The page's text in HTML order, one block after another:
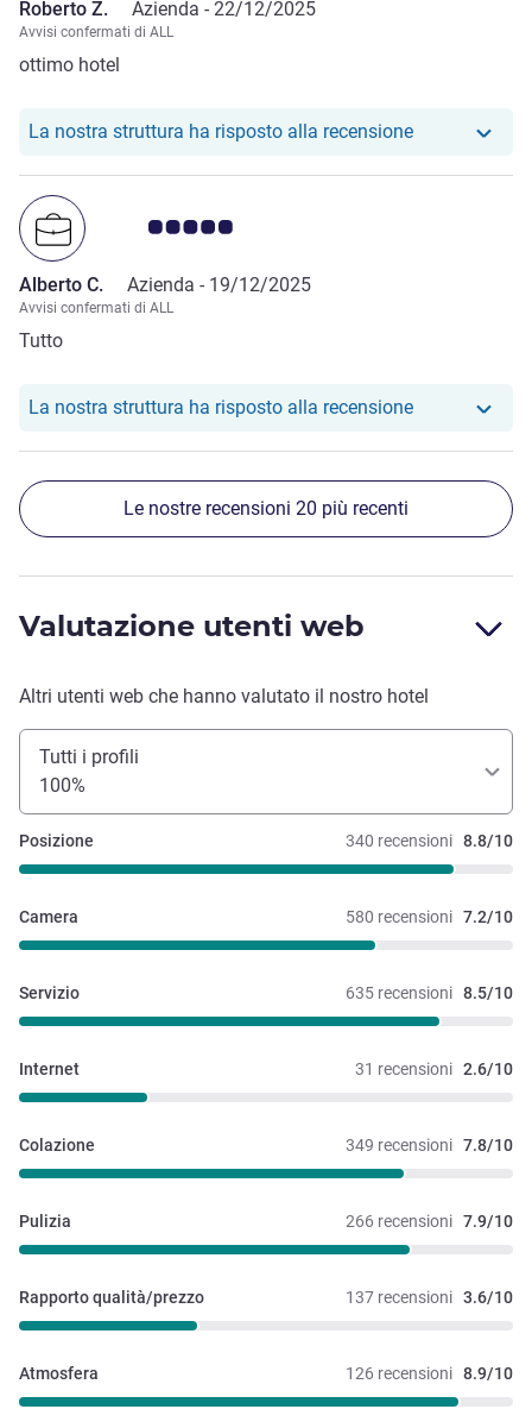
Roberto Z. Azienda - 22/12/2025
Avvisi confermati di ALL
ottimo hotel
La nostra struttura ha risposto alla recensioneIl nostro hotel
Giudizio clienti 5.0/5
Alberto C. Azienda - 19/12/2025
Avvisi confermati di ALL
Tutto
La nostra struttura ha risposto alla recensioneIl nostro hotel
Le nostre recensioni 20 più recenti
Valutazione utenti web
Altri utenti web che hanno valutato il nostro hotel
Tutti i profili
100%
340 recensioni 8.8/10
Posizione
580 recensioni 7.2/10
Camera
635 recensioni 8.5/10
Servizio
31 recensioni 2.6/10
Internet
349 recensioni 7.8/10
Colazione
266 recensioni 7.9/10
Pulizia
137 recensioni 3.6/10
Rapporto qualità/prezzo
126 recensioni 8.9/10
Atmosfera